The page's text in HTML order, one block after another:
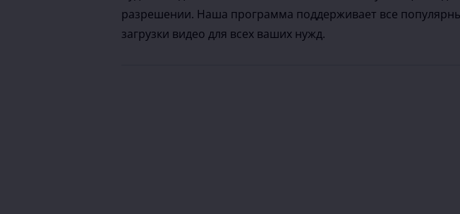
разрешении. Наша программа поддерживает все
загрузки видео для всех ваших нужд.